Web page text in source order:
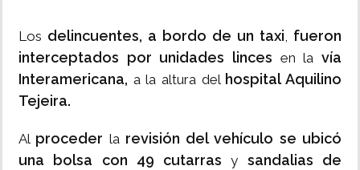
Los delincuentes, a bordo de un taxi, fueron
interceptados por unidades linces en la vía
Interamericana, a la altura del hospital Aquilino
Tejeira.
Al proceder la revisión del vehículo se ubicó
una bolsa con 49 cutarrasy sandalias de